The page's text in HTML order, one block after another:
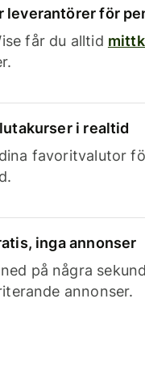
leverantörer för
får du alltid
i realtid
favoritvalutor
inga annonser
på några
annonser.